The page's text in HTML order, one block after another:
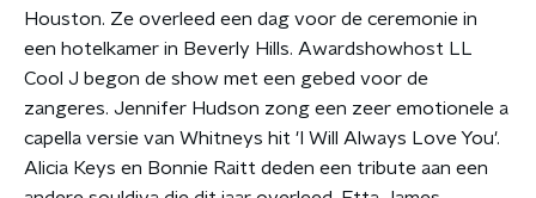
Houston. Ze overleed een dag voor de ceremonie in
een hotelkamer in Beverly Hills. Awardshowhost LL
Cool J begon de show met een gebed voor de
zangeres. Jennifer Hudson zong een zeer emotionele a
capella versie van Whitneys hit 'I Will Always Love You'.
Alicia Keys en Bonnie Raitt deden een tribute aan een